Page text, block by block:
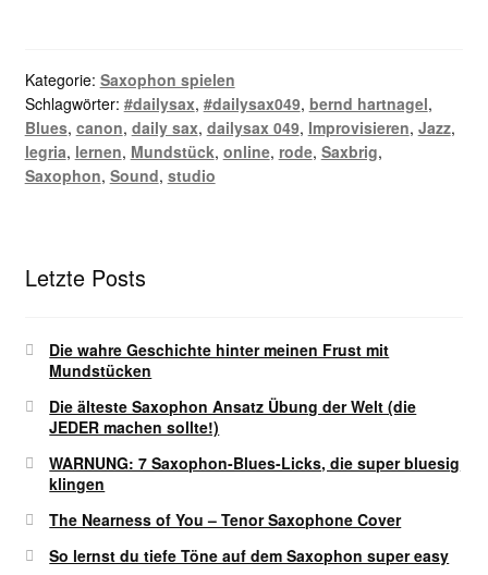
Kategorie: Saxophon spielen
Schlagwörter: #dailysax, #dailysax049, bernd hartnagel,
Blues, canon, daily sax, dailysax 049, Improvisieren, Jazz,
legria, lernen, Mundstück, online, rode, Saxbrig,
Saxophon, Sound, studio
Letzte Posts
Die wahre Geschichte hinter meinen Frust mit
Mundstücken
Die älteste Saxophon Ansatz Übung der Welt (die
JEDER machen sollte!)
WARNUNG: 7 Saxophon-Blues-Licks, die super bluesig
klingen
The Nearness of You – Tenor Saxophone Cover
So lernst du tiefe Töne auf dem Saxophon super easy